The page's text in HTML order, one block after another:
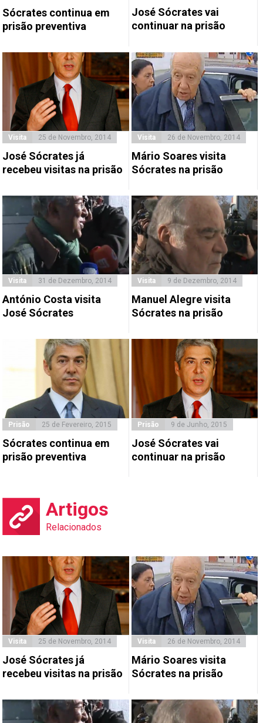
Sócrates continua em
prisão preventiva
José Sócrates vai
continuar na prisão
Visita 25 de Novembro, 2014
José Sócrates já
recebeu visitas na prisão
Visita 26 de Novembro, 2014
Mário Soares visita
Sócrates na prisão
Visita 31 de Dezembro, 2014
António Costa visita
José Sócrates
Visita 9 de Dezembro, 2014
Manuel Alegre visita
Sócrates na prisão
Prisão 25 de Fevereiro, 2015
Sócrates continua em
prisão preventiva
Prisão 9 de Junho, 2015
José Sócrates vai
continuar na prisão
Artigos
Relacionados
Visita 25 de Novembro, 2014
José Sócrates já
recebeu visitas na prisão
Visita 26 de Novembro, 2014
Mário Soares visita
Sócrates na prisão